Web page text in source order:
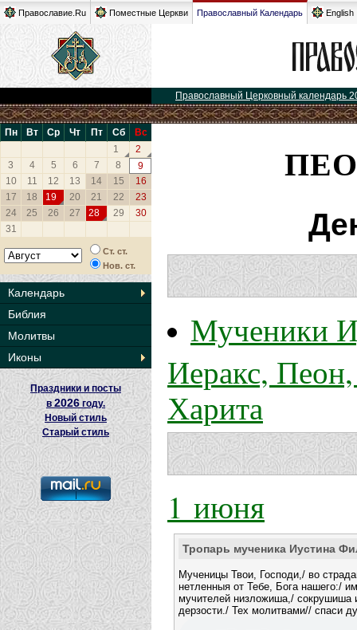
Православие.Ru Поместные Церкви Православный Календарь English
Православный Церковный календарь
Пн Вт Ср Чт Пт Сб
Вс
1
2
3
4 5 6 7 8
9
10
11 12 13 14 15
16
17
18 19 20 21 22
23
24
25 26 27 28 29
30
31
Ст. ст.
Нов. ст.
Календарь
Библия
Молитвы
Иконы
Праздники и посты
в2026 году.
Новый стиль
Старый стиль
Мученики
Иеракс,
Харита
1 июня
Тропарь мученика Иустина
Мученицы Твои, Господи,/ во
нетленныя от Тебе, Бога нашего:/
мучителей низложиша,/
дерзости./ Тех молитвами// спаси